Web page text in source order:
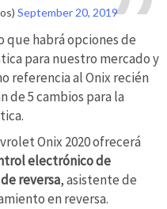
September 20, 2019
que habrá opciones de
para nuestro mercado y
referencia al Onix recién
de 5 cambios para la
Onix 2020 ofrecerá
electrónico de
reversa, asistente de
en reversa.